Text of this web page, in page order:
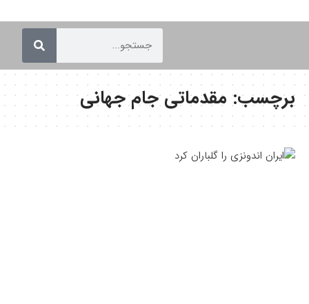
برچسب:مقدماتی جام جهانی